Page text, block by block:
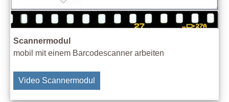
Scannermodul
mobil mit einem Barcodescanner arbeiten
Video Scannermodul